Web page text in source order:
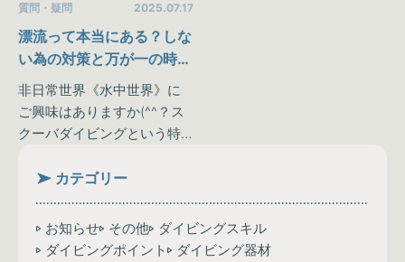
質問・疑問 2025.07.17
漂流って本当にある？しな
い為の対策と万が一の時の
『緊急器材』のご紹介。
非日常世界《水中世界》に
ご興味はありますか(^^？ス
クーバダイビングという特
味わうことのできない《水
中世界》を体験することが
可能です♪しかしダイビング
を趣味にしたり、楽しんで
カテゴリー
お知らせ その他
ダイビングスキル
ダイビングポイント
ダイビング器材